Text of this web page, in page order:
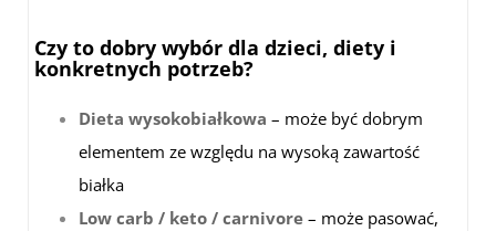
Czy to dobry wybór dla dzieci, diety i
konkretnych potrzeb?
Dieta wysokobiałkowa – może być dobrym
elementem ze względu na wysoką zawartość
białka
Low carb / keto / carnivore – może pasować,